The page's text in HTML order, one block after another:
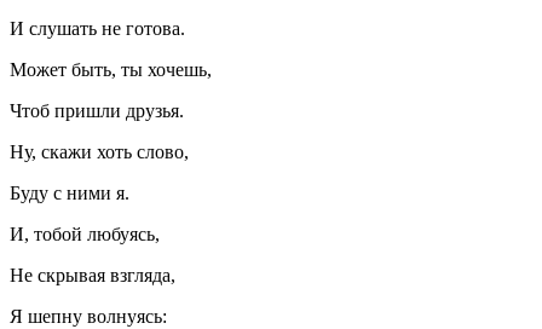
И слушать не готова.
Может быть, ты хочешь,
Чтоб пришли друзья.
Ну, скажи хоть слово,
Буду с ними я.
И, тобой любуясь,
Не скрывая взгляда,
Я шепну волнуясь: